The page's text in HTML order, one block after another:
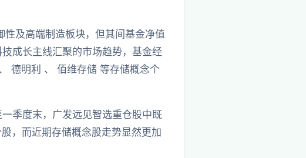
性及高端制造板块，但其间基金净值
成长主线汇聚的市场趋势，基金经
德明利 、 佰维存储 等存储概念个
季度末，广发远见智选重仓股中既
，而近期存储概念股走势显然更加